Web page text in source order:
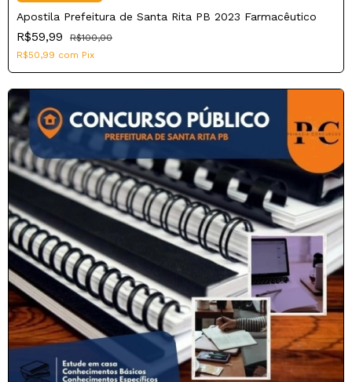
Apostila Prefeitura de Santa Rita PB 2023 Farmacêutico
R$59,99
R$100,00
R$50,99 com Pix